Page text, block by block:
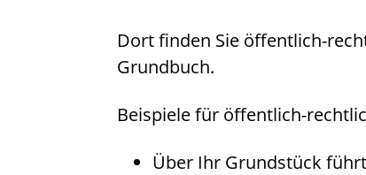
Dort finden Sie öffentlich-
Grundbuch.
Beispiele für öffentlich-
Über Ihr Grundstück